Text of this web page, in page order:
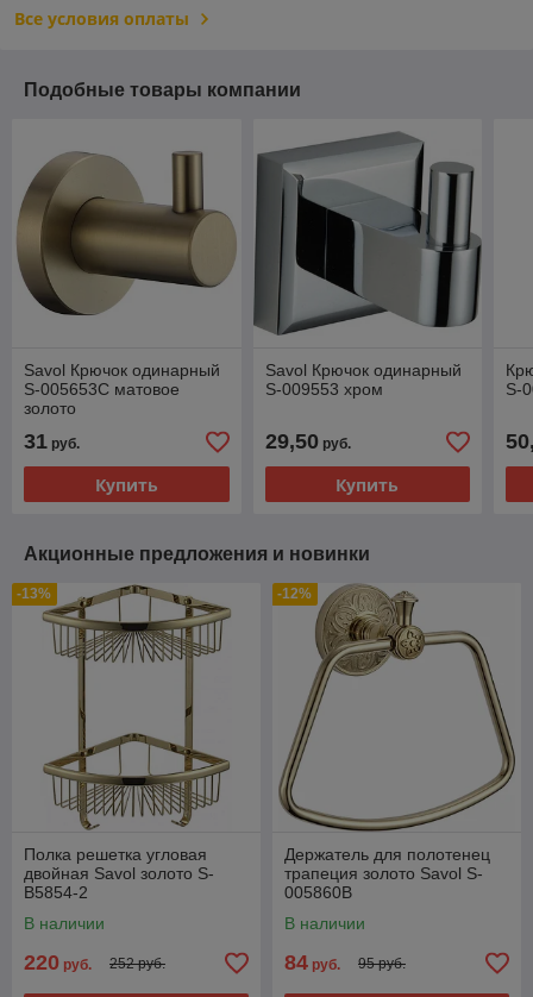
Все условия оплаты
Подобные товары компании
Savol Крючок одинарный
S-005653C матовое
золото
31 руб.
Купить
Savol Крючок одинарный
S-009553 хром
29,50руб.
Купить
S-
Акционные предложения и новинки
-13%
Полка решетка угловая
двойная Savol золото S-
B5854-2
В наличии
220 руб. 252 руб.
-12%
Держатель для полотенец
трапеция золото Savol S-
005860B
В наличии
84 руб. 95 руб.